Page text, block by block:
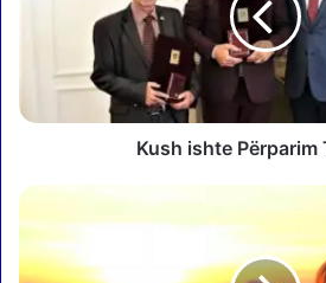
e
r
p
r
Kush ishte Përparim
V
l
r